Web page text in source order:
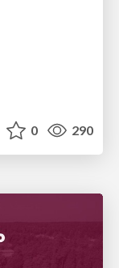
0 290